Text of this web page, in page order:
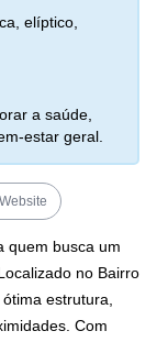
elíptico,
a saúde,
estar geral.
Website
quem busca um
no Bairro
estrutura,
Com